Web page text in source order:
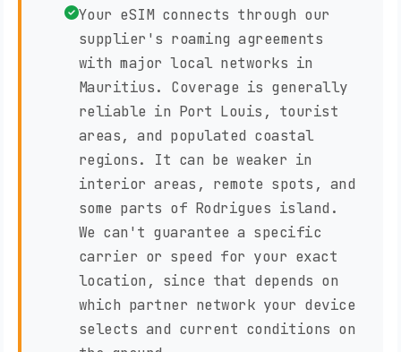
Your eSIM connects through our
supplier's roaming agreements
with major local networks in
Mauritius. Coverage is generally
reliable in Port Louis, tourist
areas, and populated coastal
regions. It can be weaker in
interior areas, remote spots, and
some parts of Rodrigues island.
We can't guarantee a specific
carrier or speed for your exact
location, since that depends on
which partner network your device
selects and current conditions on